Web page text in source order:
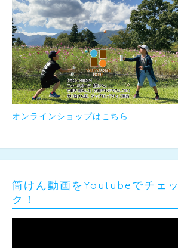
オンラインショップはこちら
筒けん動画をYoutubeでチェッ
ク！